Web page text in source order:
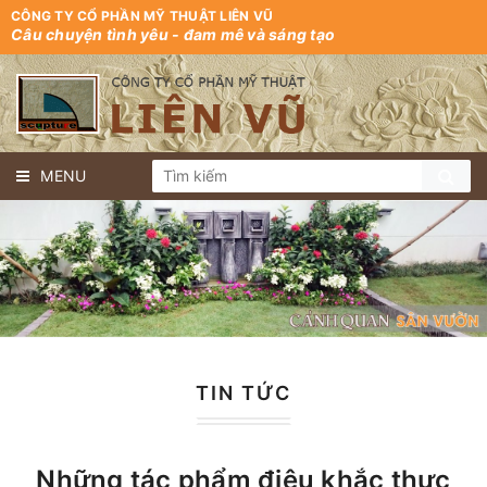
CÔNG TY CỔ PHẦN MỸ THUẬT LIÊN VŨ
Câu chuyện tình yêu - đam mê và sáng tạo
MENU
TIN TỨC
Những tác phẩm điêu khắc thực